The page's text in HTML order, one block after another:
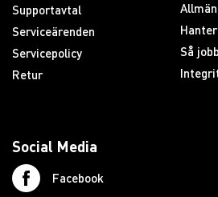
Supportavtal
Serviceärenden
Servicepolicy
Retur
Så
Social Media
Facebook